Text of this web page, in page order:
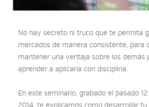
No hay secreto ni truco que te permita
mercados de manera consistente, para
mantener una ventaja sobre los demás
aprender a aplicarla con disciplina.
En este seminario, grabado el pasado
2014, te explicamos como desarrollar tu